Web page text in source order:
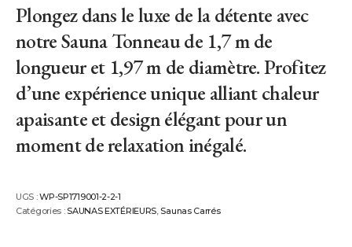
Plongez dans le luxe de la détente avec
notre Sauna Tonneau de 1,7 m de
longueur et 1,97 m de diamètre. Profitez
d’une expérience unique alliant chaleur
apaisante et design élégant pour un
moment de relaxation inégalé.
UGS :WP-SP1719001-2-2-1
Catégories : SAUNAS EXTÉRIEURS Saunas Carrés